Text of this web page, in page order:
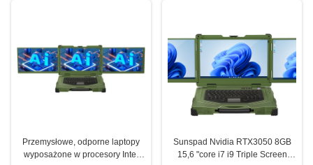
Przemysłowe, odporne laptopy
wyposażone w procesory Intel
Sunspad Nvidia RTX3050 8GB
15,6 "core i7 i9 Triple Screen